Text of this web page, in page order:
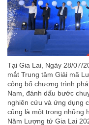
Tại Gia Lai, Ngày 28/07/
mắt Trung tâm Giải mã
công bố chương trình
Nam, đánh dấu bước
nghiên cứu và ứng dụng
cũng là một trong những
Năm Lượng tử Gia Lai